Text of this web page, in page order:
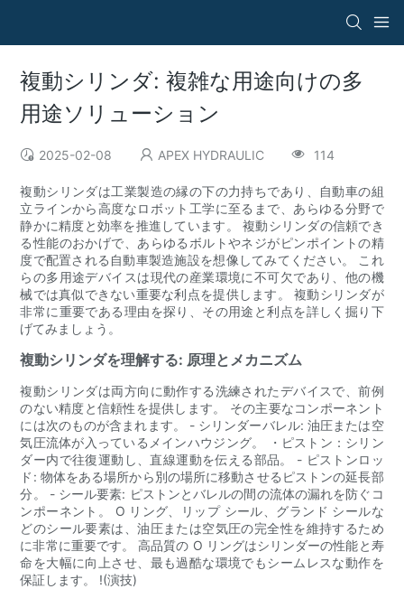
複動シリンダ: 複雑な用途向けの多
用途ソリューション
2025-02-08 APEX HYDRAULIC 114
複動シリンダは工業製造の縁の下の力持ちであり、自動車の組
立ラインから高度なロボット工学に至るまで、あらゆる分野で
静かに精度と効率を推進しています。 複動シリンダの信頼でき
る性能のおかげで、あらゆるボルトやネジがピンポイントの精
度で配置される自動車製造施設を想像してみてください。 これ
らの多用途デバイスは現代の産業環境に不可欠であり、他の機
械では真似できない重要な利点を提供します。 複動シリンダが
非常に重要である理由を探り、その用途と利点を詳しく掘り下
げてみましょう。
複動シリンダを理解する: 原理とメカニズム
複動シリンダは両方向に動作する洗練されたデバイスで、前例
のない精度と信頼性を提供します。 その主要なコンポーネント
には次のものが含まれます。 - シリンダーバレル: 油圧または空
気圧流体が入っているメインハウジング。 ・ピストン：シリン
ダー内で往復運動し、直線運動を伝える部品。 - ピストンロッ
ド: 物体をある場所から別の場所に移動させるピストンの延長部
分。 - シール要素: ピストンとバレルの間の流体の漏れを防ぐコ
ンポーネント。 O リング、リップ シール、グランド シールな
どのシール要素は、油圧または空気圧の完全性を維持するため
に非常に重要です。 高品質の O リングはシリンダーの性能と寿
命を大幅に向上させ、最も過酷な環境でもシームレスな動作を
保証します。 !(演技)